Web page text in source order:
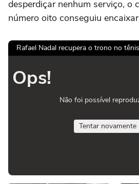
desperdiçar nenhum serviço, o
número oito conseguiu
Rafael Nadal recupera o trono no
Ops!
Não foi possível
Tentar novamente